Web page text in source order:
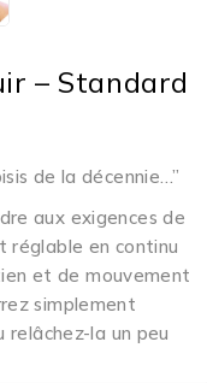
– Standard
de la décennie…”
aux exigences de
en continu
et de mouvement
simplement
relâchez-la un peu